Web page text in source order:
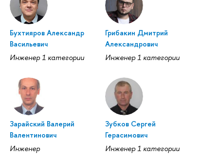
Бухтияров Александр
Васильевич
Инженер 1 категории
Грибакин Дмитрий
Александрович
Инженер 1 категории
Зарайский Валерий
Валентинович
Инженер
Зубков Сергей
Герасимович
Инженер 1 категории